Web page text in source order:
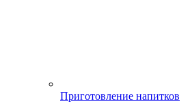
Приготовление напитков